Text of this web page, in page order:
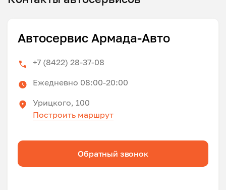
Автосервис Армада-Авто
+7 (8422) 28-37-08
Ежедневно 08:00-20:00
Урицкого, 100
Построить маршрут
Обратный звонок